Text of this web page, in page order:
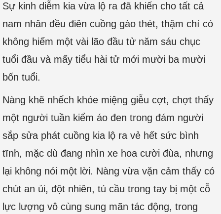
Sự kinh diễm kia vừa lộ ra đã khiến cho tất cả
nam nhân đều điên cuồng gào thét, thậm chí có
không hiếm một vài lão đầu tử năm sáu chục
tuổi đầu và mấy tiểu hài tử mới mười ba mười
bốn tuổi.
Nàng khẽ nhếch khóe miệng giễu cợt, chợt thấy
một người tuần kiểm áo đen trong đám người
sắp sửa phát cuồng kia lộ ra vẻ hết sức bình
tĩnh, mặc dù đang nhìn xe hoa cười đùa, nhưng
lại không nói một lời. Nàng vừa vặn cảm thấy có
chút an ủi, đột nhiên, tú cầu trong tay bị một cỗ
lực lượng vô cùng sung mãn tác động, trong